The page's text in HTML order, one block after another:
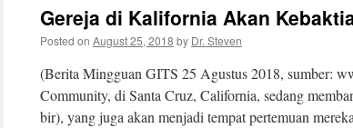
Gereja di Kalifornia Akan
Posted on August 25, 2018 by Dr. Steven
(Berita Mingguan GITS 25 Agustus 2018, sumber:
Community, di Santa Cruz, California, sedang
bir), yang juga akan menjadi tempat pertemuan